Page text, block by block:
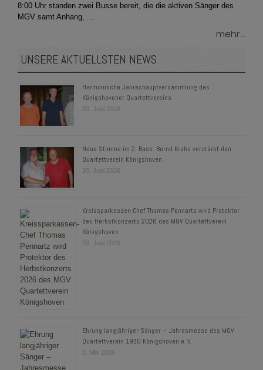
8:00 Uhr standen zwei Busse bereit, die die aktiven Sänger des
MGV samt Anhang, ...
mehr...
UNSERE AKTUELLSTEN NEWS
Harmonische Jahreshauptversammlung des
Königshovener Quartettvereins
20. Juni 2026
Neue Stimme im 2. Bass: Bernd Krebs verstärkt den
Quartettverein Königshoven
20. Juni 2026
Kreissparkassen-Chef Thomas Pennartz wird Protektor
des Herbstkonzerts 2026 des MGV Quartettverein
Königshoven
20. Juni 2026
Ehrung langjähriger Sänger – Jahresmesse des MGV
Quartettverein 1930 Königshoven e. V.
1. Mai 2026